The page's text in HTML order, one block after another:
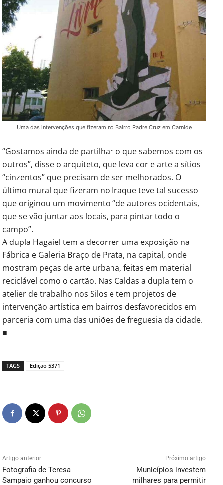
Uma das intervenções que fizeram no Bairro Padre Cruz em Carnide
“Gostamos ainda de partilhar o que sabemos com os
outros”, disse o arquiteto, que leva cor e arte a sítios
“cinzentos” que precisam de ser melhorados. O
último mural que fizeram no Iraque teve tal sucesso
que originou um movimento “de autores ocidentais,
que se vão juntar aos locais, para pintar todo o
campo”.
A dupla Hagaiel tem a decorrer uma exposição na
Fábrica e Galeria Braço de Prata, na capital, onde
mostram peças de arte urbana, feitas em material
reciclável como o cartão. Nas Caldas a dupla tem o
atelier de trabalho nos Silos e tem projetos de
intervenção artística em bairros desfavorecidos em
parceria com uma das uniões de freguesia da cidade.
■
TAGS Edição 5371
Artigo anterior
Fotografia de Teresa
Sampaio ganhou concurso
Próximo artigo
Municípios investem
milhares para permitir